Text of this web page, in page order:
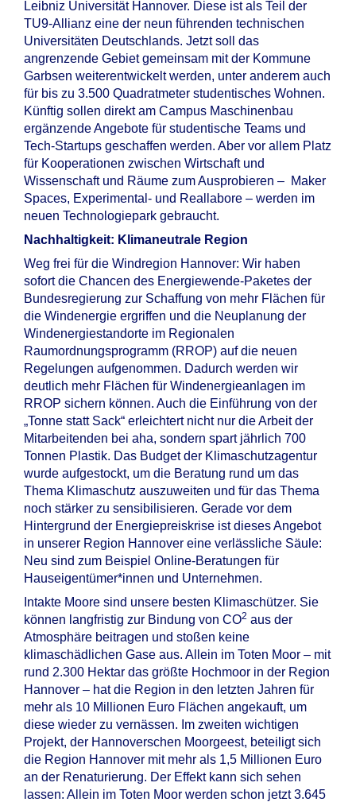
Leibniz Universität Hannover. Diese ist als Teil der
TU9-Allianz eine der neun führenden technischen
Universitäten Deutschlands. Jetzt soll das
angrenzende Gebiet gemeinsam mit der Kommune
Garbsen weiterentwickelt werden, unter anderem auch
für bis zu 3.500 Quadratmeter studentisches Wohnen.
Künftig sollen direkt am Campus Maschinenbau
ergänzende Angebote für studentische Teams und
Tech-Startups geschaffen werden. Aber vor allem Platz
für Kooperationen zwischen Wirtschaft und
Wissenschaft und Räume zum Ausprobieren – Maker
Spaces, Experimental- und Reallabore – werden im
neuen Technologiepark gebraucht.
Nachhaltigkeit: Klimaneutrale Region
Weg frei für die Windregion Hannover: Wir haben
sofort die Chancen des Energiewende-Paketes der
Bundesregierung zur Schaffung von mehr Flächen für
die Windenergie ergriffen und die Neuplanung der
Windenergiestandorte im Regionalen
Raumordnungsprogramm (RROP) auf die neuen
Regelungen aufgenommen. Dadurch werden wir
deutlich mehr Flächen für Windenergieanlagen im
RROP sichern können. Auch die Einführung von der
„Tonne statt Sack“ erleichtert nicht nur die Arbeit der
Mitarbeitenden bei aha, sondern spart jährlich 700
Tonnen Plastik. Das Budget der Klimaschutzagentur
wurde aufgestockt, um die Beratung rund um das
Thema Klimaschutz auszuweiten und für das Thema
noch stärker zu sensibilisieren. Gerade vor dem
Hintergrund der Energiepreiskrise ist dieses Angebot
in unserer Region Hannover eine verlässliche Säule:
Neu sind zum Beispiel Online-Beratungen für
Hauseigentümer*innen und Unternehmen.
Intakte Moore sind unsere besten Klimaschützer. Sie
können langfristig zur Bindung von CO2 aus der
Atmosphäre beitragen und stoßen keine
klimaschädlichen Gase aus. Allein im Toten Moor – mit
rund 2.300 Hektar das größte Hochmoor in der Region
Hannover – hat die Region in den letzten Jahren für
mehr als 10 Millionen Euro Flächen angekauft, um
diese wieder zu vernässen. Im zweiten wichtigen
Projekt, der Hannoverschen Moorgeest, beteiligt sich
die Region Hannover mit mehr als 1,5 Millionen Euro
an der Renaturierung. Der Effekt kann sich sehen
lassen: Allein im Toten Moor werden schon jetzt 3.645